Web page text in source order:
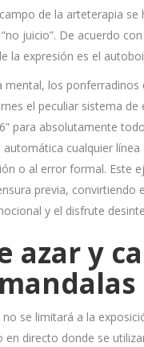
de la arteterapia
juicio”. De acuerdo
la expresión es el
mental, los
el peculiar sistema
para absolutamente
cualquier
o al error formal. Este
previa, convirtiendo
y el disfrute
azar y
se limitará a la
en directo donde se